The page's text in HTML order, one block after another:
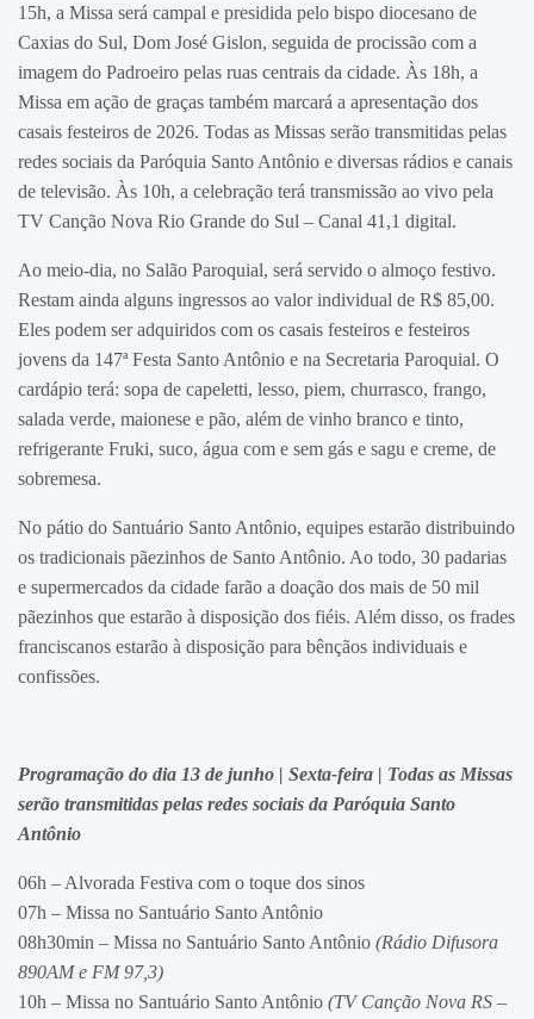
15h, a Missa será campal e presidida pelo bispo diocesano de
Caxias do Sul, Dom José Gislon, seguida de procissão com a
imagem do Padroeiro pelas ruas centrais da cidade. Às 18h, a
Missa em ação de graças também marcará a apresentação dos
casais festeiros de 2026. Todas as Missas serão transmitidas pelas
redes sociais da Paróquia Santo Antônio e diversas rádios e canais
de televisão. Às 10h, a celebração terá transmissão ao vivo pela
TV Canção Nova Rio Grande do Sul – Canal 41,1 digital.
Ao meio-dia, no Salão Paroquial, será servido o almoço festivo.
Restam ainda alguns ingressos ao valor individual de R$ 85,00.
Eles podem ser adquiridos com os casais festeiros e festeiros
jovens da 147ª Festa Santo Antônio e na Secretaria Paroquial. O
cardápio terá: sopa de capeletti, lesso, piem, churrasco, frango,
salada verde, maionese e pão, além de vinho branco e tinto,
refrigerante Fruki, suco, água com e sem gás e sagu e creme, de
sobremesa.
No pátio do Santuário Santo Antônio, equipes estarão distribuindo
os tradicionais pãezinhos de Santo Antônio. Ao todo, 30 padarias
e supermercados da cidade farão a doação dos mais de 50 mil
pãezinhos que estarão à disposição dos fiéis. Além disso, os frades
franciscanos estarão à disposição para bênçãos individuais e
confissões.
Programação do dia 13 de junho | Sexta-feira | Todas as Missas
serão transmitidas pelas redes sociais da Paróquia Santo
Antônio
06h – Alvorada Festiva com o toque dos sinos
07h – Missa no Santuário Santo Antônio
08h30min – Missa no Santuário Santo Antônio (Rádio Difusora
890AM e FM 97,3)
10h – Missa no Santuário Santo Antônio (TV Canção Nova RS –